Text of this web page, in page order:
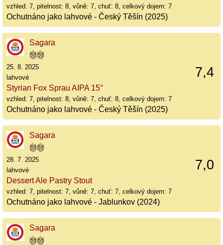
vzhled: 7, pitelnost: 8, vůně: 7, chuť: 8, celkový dojem: 7
Ochutnáno jako lahvové - Český Těšín (2025)
Sagara
7,4
25. 8. 2025
lahvové
Styrian Fox Sprau AIPA 15°
vzhled: 7, pitelnost: 8, vůně: 7, chuť: 8, celkový dojem: 7
Ochutnáno jako lahvové - Český Těšín (2025)
Sagara
7,0
28. 7. 2025
lahvové
Dessert Ale Pastry Stout
vzhled: 7, pitelnost: 7, vůně: 7, chuť: 7, celkový dojem: 7
Ochutnáno jako lahvové - Jablunkov (2024)
Sagara